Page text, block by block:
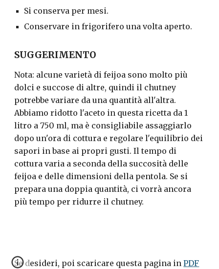
Si conserva per mesi.
Conservare in frigorifero una volta aperto.
SUGGERIMENTO
Nota: alcune varietà di feijoa sono molto più
dolci e succose di altre, quindi il chutney
potrebbe variare da una quantità all'altra.
Abbiamo ridotto l'aceto in questa ricetta da 1
litro a 750 ml, ma è consigliabile assaggiarlo
dopo un'ora di cottura e regolare l'equilibrio dei
sapori in base ai propri gusti. Il tempo di
cottura varia a seconda della succosità delle
feijoa e delle dimensioni della pentola. Se si
prepara una doppia quantità, ci vorrà ancora
più tempo per ridurre il chutney.
Se desideri, poi scaricare questa pagina inPDF